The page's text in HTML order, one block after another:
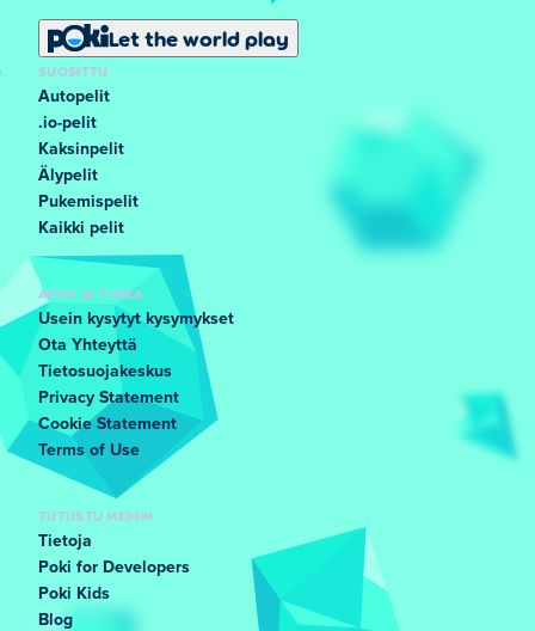
Let the world play
SUOSITTU
Autopelit
.io-pelit
Kaksinpelit
Älypelit
Pukemispelit
Kaikki pelit
APUA JA TUKEA
Usein kysytyt kysymykset
Ota Yhteyttä
Tietosuojakeskus
Privacy Statement
Cookie Statement
Terms of Use
TUTUSTU MEIHIN
Tietoja
Poki for Developers
Poki Kids
Blog